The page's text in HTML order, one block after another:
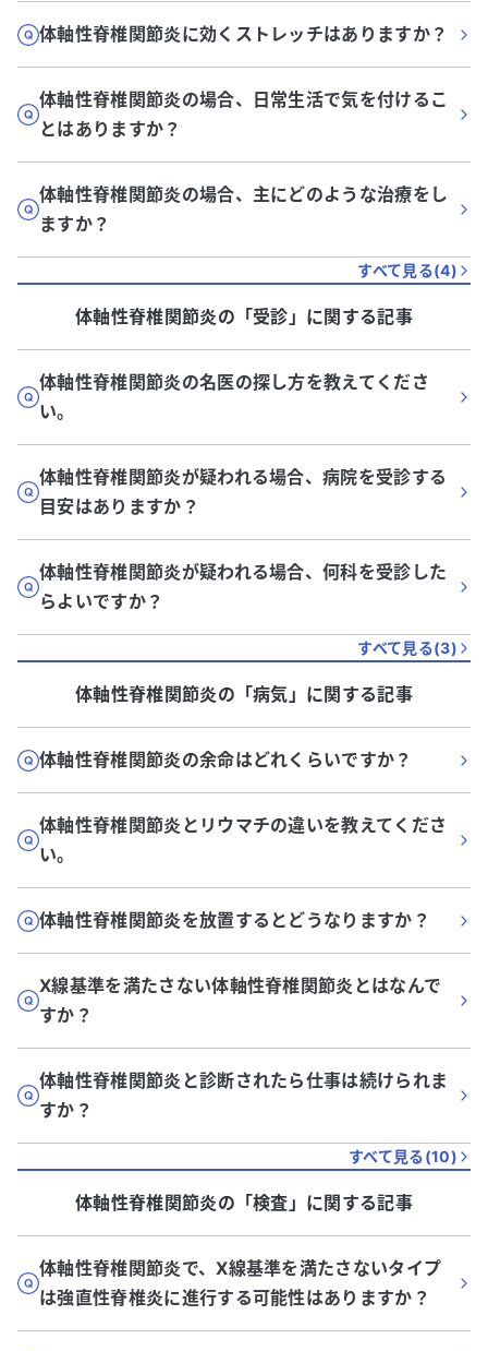
体軸性脊椎関節炎に効くストレッチはありますか？
体軸性脊椎関節炎の場合、日常生活で気を付けるこ
とはありますか？
体軸性脊椎関節炎の場合、主にどのような治療をし
ますか？
すべて見る(4)
体軸性脊椎関節炎の「受診 」に関する記事
体軸性脊椎関節炎の名医の探し方を教えてくださ
い。
体軸性脊椎関節炎が疑われる場合、病院を受診する
目安はありますか？
体軸性脊椎関節炎が疑われる場合、何科を受診した
らよいですか？
すべて見る(3)
体軸性脊椎関節炎の「病気 」に関する記事
体軸性脊椎関節炎の余命はどれくらいですか？
体軸性脊椎関節炎とリウマチの違いを教えてくださ
い。
体軸性脊椎関節炎を放置するとどうなりますか？
X線基準を満たさない体軸性脊椎関節炎とはなんで
すか？
体軸性脊椎関節炎と診断されたら仕事は続けられま
すか？
すべて見る(10)
体軸性脊椎関節炎の「検査 」に関する記事
体軸性脊椎関節炎で、X線基準を満たさないタイプ
は強直性脊椎炎に進行する可能性はありますか？